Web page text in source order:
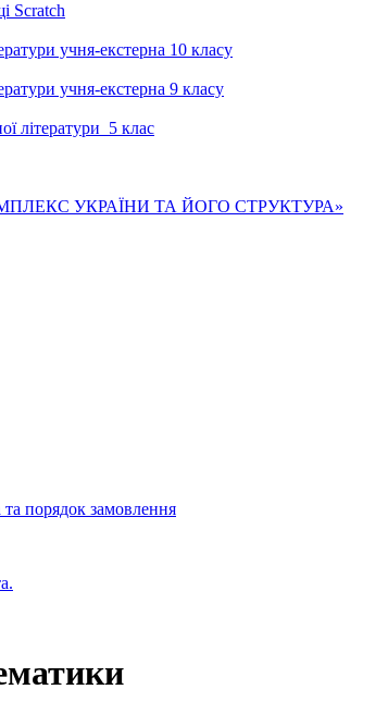
Scratch
учня-екстерна 10 класу
учня-екстерна 9 класу
літератури 5 клас
УКРАЇНИ ТА ЙОГО СТРУКТУРА»
порядок замовлення